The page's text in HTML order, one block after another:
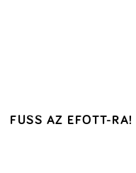
FUSS AZ EFOTT-RA!